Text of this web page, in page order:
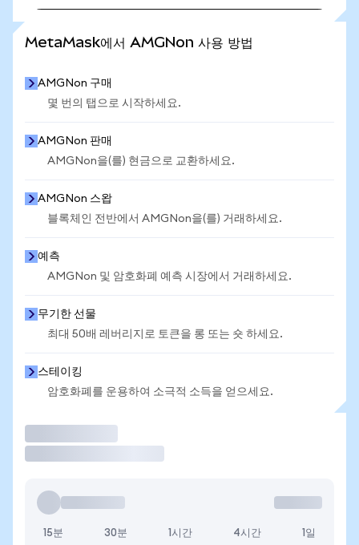
MetaMask에서 AMGNon 사용 방법
AMGNon 구매
몇 번의 탭으로 시작하세요.
AMGNon 판매
AMGNon을(를) 현금으로 교환하세요.
AMGNon 스왑
블록체인 전반에서 AMGNon을(를) 거래하세요.
예측
AMGNon 및 암호화폐 예측 시장에서 거래하세요.
무기한 선물
최대 50배 레버리지로 토큰을 롱 또는 숏 하세요.
스테이킹
암호화폐를 운용하여 소극적 소득을 얻으세요.
15분 30분 1시간 4시간 1일